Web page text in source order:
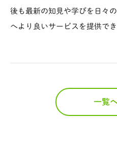
後も最新の知見や学びを日々
へより良いサービスを提供で
一覧